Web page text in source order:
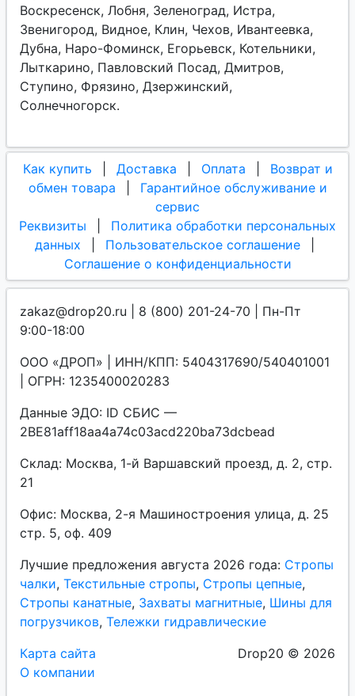
Воскресенск, Лобня, Зеленоград, Истра,
Звенигород, Видное, Клин, Чехов, Ивантеевка,
Дубна, Наро-Фоминск, Егорьевск, Котельники,
Лыткарино, Павловский Посад, Дмитров,
Ступино, Фрязино, Дзержинский,
Солнечногорск.
Как купить Доставка Оплата
Возврат и
обмен товара
Гарантийное обслуживание и
сервис
Реквизиты
Политика обработки персональных
данных
Пользовательское соглашение
Соглашение о конфиденциальности
zakaz@drop20.ru | 8 (800) 201-24-70 | Пн-Пт
9:00-18:00
ООО «ДРОП» | ИНН/КПП: 5404317690/540401001
| ОГРН: 1235400020283
Данные ЭДО: ID СБИС —
2BE81aff18aa4a74c03acd220ba73dcbead
Склад: Москва, 1-й Варшавский проезд, д. 2, стр.
21
Офис: Москва, 2-я Машиностроения улица, д. 25
стр. 5, оф. 409
Лучшие предложения августа 2026 года: Стропы
чалки, Текстильные стропы, Стропы цепные,
Стропы канатные, Захваты магнитные, Шины для
погрузчиков, Тележки гидравлические
Карта сайта
О компании
Drop20 © 2026